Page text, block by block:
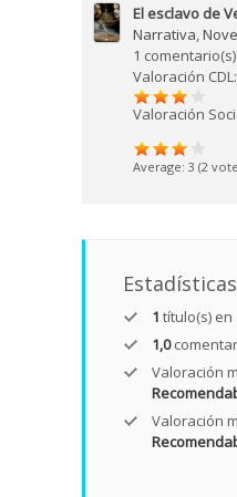
El esclavo de
Narrativa,
1 comentario(s)
Valoración CDL:
Valoración
Average: 3 (2
1 título(s) en
1,0
Valoración
Valoración